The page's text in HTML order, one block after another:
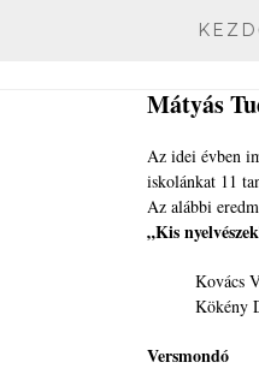
Mátyás
Az idei évben
iskolánkat 11
Az alábbi
„Kis
Kovács
Kökény
Versmondó